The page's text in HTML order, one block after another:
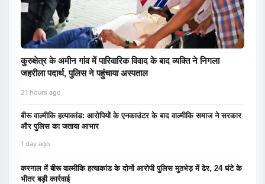
कुरुक्षेत्र के अमीन गांव में पारिवारिक विवाद के बाद व्यक्ति ने निगला
जहरीला पदार्थ, पुलिस ने पहुंचाया अस्पताल
21 hours ago
बीरू वाल्मीकि हत्याकांड: आरोपियों के एनकाउंटर के बाद वाल्मीकि समाज ने सरकार
और पुलिस का जताया आभार
1 day ago
करनाल में बीरू वाल्मीकि हत्याकांड के दोनों आरोपी पुलिस मुठभेड़ में ढेर, 24 घंटे के
भीतर बड़ी कार्रवाई